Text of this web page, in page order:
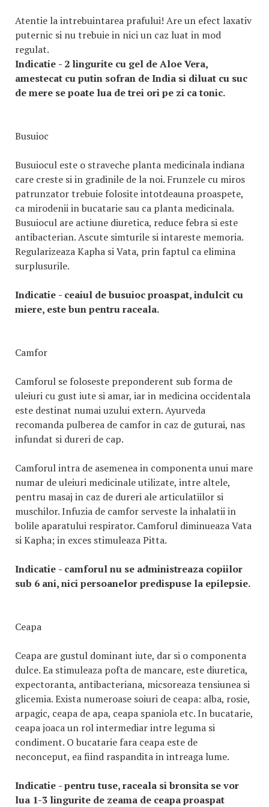
Atentie la intrebuintarea prafului! Are un efect laxativ
puternic si nu trebuie in nici un caz luat in mod
regulat.
Indicatie - 2 lingurite cu gel de Aloe Vera,
amestecat cu putin sofran de India si diluat cu suc
de mere se poate lua de trei ori pe zi ca tonic.
Busuioc
Busuiocul este o straveche planta medicinala indiana
care creste si in gradinile de la noi. Frunzele cu miros
patrunzator trebuie folosite intotdeauna proaspete,
ca mirodenii in bucatarie sau ca planta medicinala.
Busuiocul are actiune diuretica, reduce febra si este
antibacterian. Ascute simturile si intareste memoria.
Regularizeaza Kapha si Vata, prin faptul ca elimina
surplusurile.
Indicatie - ceaiul de busuioc proaspat, indulcit cu
miere, este bun pentru raceala.
Camfor
Camforul se foloseste preponderent sub forma de
uleiuri cu gust iute si amar, iar in medicina occidentala
este destinat numai uzului extern. Ayurveda
recomanda pulberea de camfor in caz de guturai, nas
infundat si dureri de cap.
Camforul intra de asemenea in componenta unui mare
numar de uleiuri medicinale utilizate, intre altele,
pentru masaj in caz de dureri ale articulatiilor si
muschilor. Infuzia de camfor serveste la inhalatii in
bolile aparatului respirator. Camforul diminueaza Vata
si Kapha; in exces stimuleaza Pitta.
Indicatie - camforul nu se administreaza copiilor
sub 6 ani, nici persoanelor predispuse la epilepsie.
Ceapa
Ceapa are gustul dominant iute, dar si o componenta
dulce. Ea stimuleaza pofta de mancare, este diuretica,
expectoranta, antibacteriana, micsoreaza tensiunea si
glicemia. Exista numeroase soiuri de ceapa: alba, rosie,
arpagic, ceapa de apa, ceapa spaniola etc. In bucatarie,
ceapa joaca un rol intermediar intre leguma si
condiment. O bucatarie fara ceapa este de
neconceput, ea fiind raspandita in intreaga lume.
Indicatie - pentru tuse, raceala si bronsita se vor
lua 1-3 lingurite de zeama de ceapa proaspat